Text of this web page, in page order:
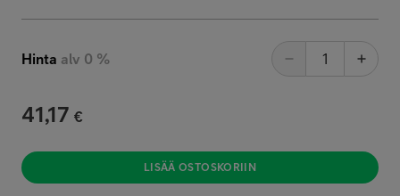
Hinta alv 0 %
41,17 €
LISÄÄ OSTOSKORIIN